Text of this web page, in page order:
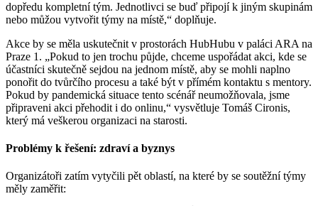
dopředu kompletní tým. Jednotlivci se buď připojí k jiným skupinám
nebo můžou vytvořit týmy na místě,“ doplňuje.
Akce by se měla uskutečnit v prostorách HubHubu v paláci ARA na
Praze 1. „Pokud to jen trochu půjde, chceme uspořádat akci, kde se
účastníci skutečně sejdou na jednom místě, aby se mohli naplno
ponořit do tvůrčího procesu a také být v přímém kontaktu s mentory.
Pokud by pandemická situace tento scénář neumožňovala, jsme
připraveni akci přehodit i do onlinu,“ vysvětluje Tomáš Cironis,
který má veškerou organizaci na starosti.
Problémy k řešení: zdraví a byznys
Organizátoři zatím vytyčili pět oblastí, na které by se soutěžní týmy
měly zaměřit: